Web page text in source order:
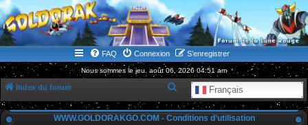
WWW.GOLDORAKGO.COM
le site de la Lune Rouge
FAQ Connexion S’enregistrer
Nous sommes le jeu. août 06, 2026 04:51 am
Index du forum Français
e
c
WWW.GOLDORAKGO.COM - Conditions d’utilisation